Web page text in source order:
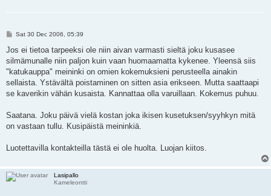
P
s
Sat 30 Dec 2006, 05:39
Jos ei tietoa tarpeeksi ole niin aivan varmasti sieltä joku kusasee
silmämunalle niin paljon kuin vaan huomaamatta kykenee. Yleensä siis
"katukauppa" meininki on omien kokemuksieni perusteella ainakin
sellaista. Ystävältä poistaminen on sitten asia erikseen. Mutta saattaapi
se kaverikin vähän kusaista. Kannattaa olla varuillaan. Kokemus puhuu.
Saatana. Joku päivä vielä kostan joka ikisen kusetuksen/syyhkyn mitä
on vastaan tullu. Kusipäistä meininkiä.
Luotettavilla kontakteilla tästä ei ole huolta. Luojan kiitos.
Lasipallo
Kameleontti